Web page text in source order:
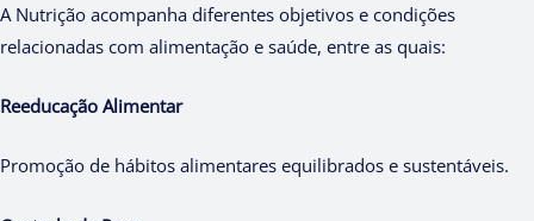
A Nutrição acompanha diferentes objetivos e condições
relacionadas com alimentação e saúde, entre as quais:
Reeducação Alimentar
Promoção de hábitos alimentares equilibrados e sustentáveis.